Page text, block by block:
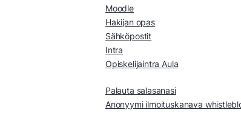
Moodle
Hakijan opas
Sähköpostit
Intra
Opiskelijaintra Aula
Palauta salasanasi
Anonyymi ilmoituskanava